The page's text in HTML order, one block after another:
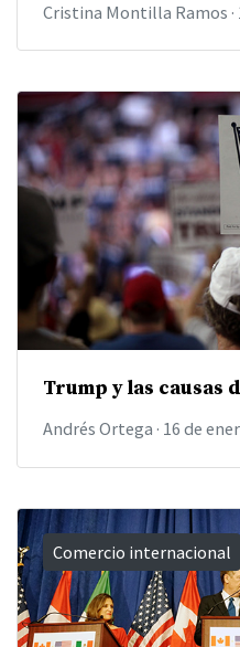
Cristina Montilla Ramos ·
Trump y las causas
Andrés Ortega · 16 de
Comercio internacional